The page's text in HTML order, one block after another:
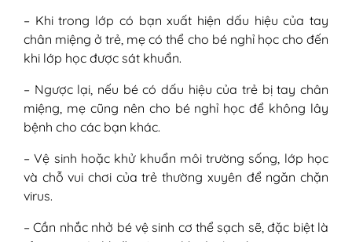
– Khi trong lớp có bạn xuất hiện dấu hiệu của tay
chân miệng ở trẻ, mẹ có thể cho bé nghỉ học cho đến
khi lớp học được sát khuẩn.
– Ngược lại, nếu bé có dấu hiệu của trẻ bị tay chân
miệng, mẹ cũng nên cho bé nghỉ học để không lây
bệnh cho các bạn khác.
– Vệ sinh hoặc khử khuẩn môi trường sống, lớp học
và chỗ vui chơi của trẻ thường xuyên để ngăn chặn
virus.
– Cần nhắc nhở bé vệ sinh cơ thể sạch sẽ, đặc biệt là